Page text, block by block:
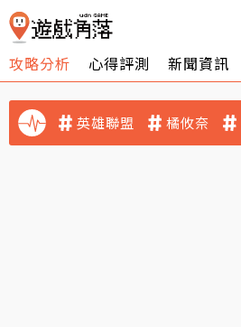
攻略分析 心得評測 新聞資訊
英雄聯盟 橘攸奈